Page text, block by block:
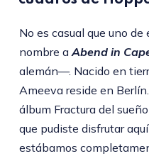
No es casual que uno de
nombre aAbend in
alemán—. Nacido en
Ameeva reside en
álbum Fractura del
que pudiste disfrutar
estábamos